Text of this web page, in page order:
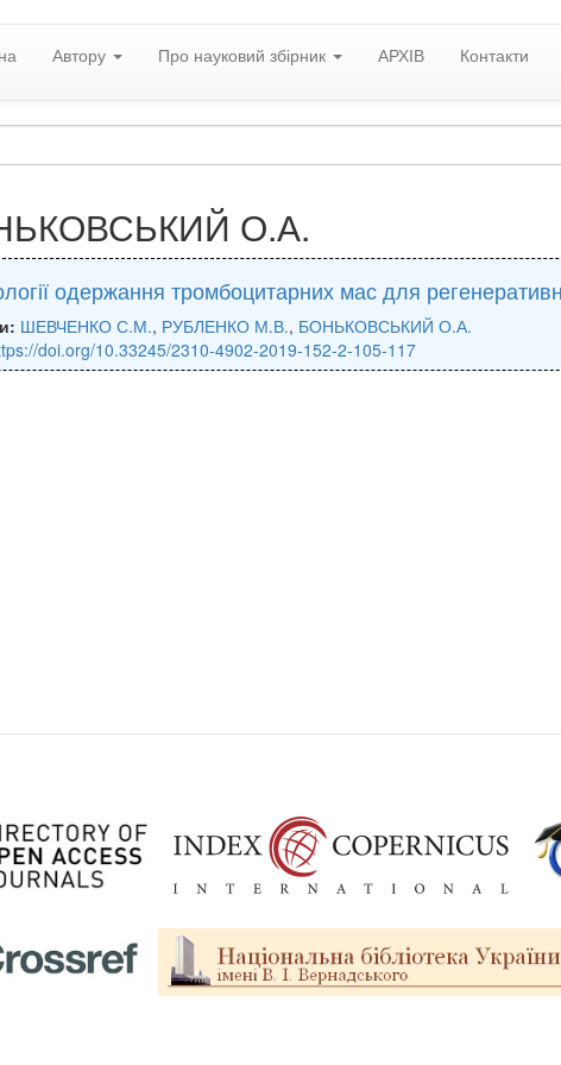
Автору Про науковий збірник АРХІВ Контакти
О.А.
одержання тромбоцитарних мас для
ШЕВЧЕНКО С.М., РУБЛЕНКО М.В., БОНЬКОВСЬКИЙ О.А.
doi.org/10.33245/2310-4902-2019-152-2-105-117